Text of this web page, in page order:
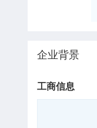
企业背景
工商信息